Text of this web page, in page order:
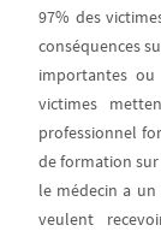
97% des
conséquences
importantes
victimes
professionnel
de formation sur
le médecin a
veulent